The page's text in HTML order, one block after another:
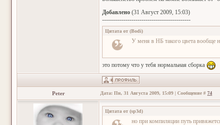
Добавлено (31 Август 2009, 15:03)
---------------------------------------------
Цитата от (Bodi)
У меня в НБ такого цвета вообще
это потому что у тебя нормальная сборка
Peter Дата: Пн, 31 Августа 2009, 15:09 | Сообщение # 74
Цитата от (sp3d)
но при компиляции путь